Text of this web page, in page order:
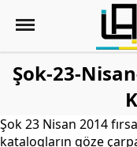
Şok-23-
Şok 23 Nisan 2014
katalogların göze